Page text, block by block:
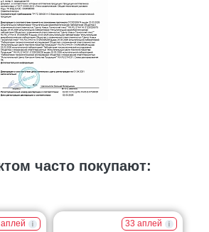
часто покупают:
33 аплей